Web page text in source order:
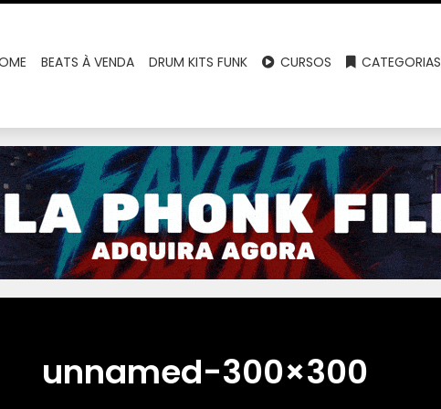
BEATS À VENDA DRUM KITS FUNK CURSOS CATEGORIAS
unnamed-300×300